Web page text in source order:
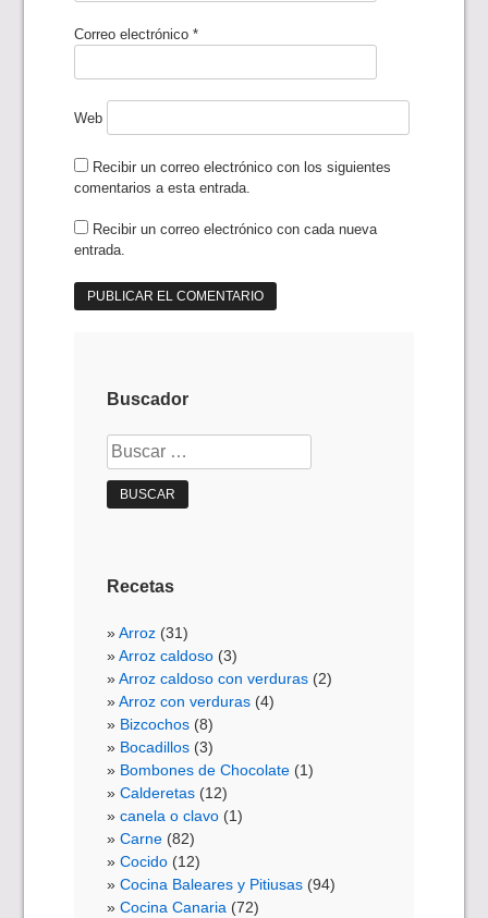
Correo electrónico*
Web
Recibir un correo electrónico con los siguientes
comentarios a esta entrada.
Recibir un correo electrónico con cada nueva
entrada.
Buscador
Buscar:
Recetas
Arroz (31)
Arroz caldoso (3)
Arroz caldoso con verduras (2)
Arroz con verduras (4)
Bizcochos (8)
Bocadillos (3)
Bombones de Chocolate (1)
Calderetas (12)
canela o clavo (1)
Carne (82)
Cocido (12)
Cocina Baleares y Pitiusas (94)
Cocina Canaria (72)